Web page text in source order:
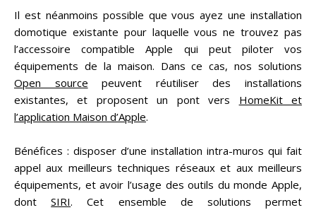
Il est néanmoins possible que vous ayez une installation
domotique existante pour laquelle vous ne trouvez pas
l’accessoire compatible Apple qui peut piloter vos
équipements de la maison. Dans ce cas, nos solutions
Open source peuvent réutiliser des installations
existantes, et proposent un pont vers HomeKit et
l’application Maison d’Apple.
Bénéfices : disposer d’une installation intra-muros qui fait
appel aux meilleurs techniques réseaux et aux meilleurs
équipements, et avoir l’usage des outils du monde Apple,
dontSIRI. Cet ensemble de solutions permet